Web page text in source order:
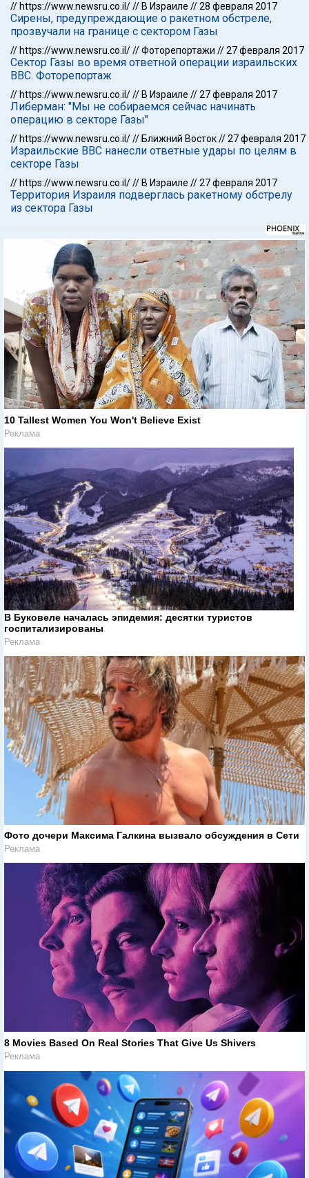
// https://www.newsru.co.il/// В Израиле //28 февраля 2017
Сирены, предупреждающие о ракетном обстреле,
прозвучали на границе с сектором Газы
// https://www.newsru.co.il///Фоторепортажи //27 февраля 2017
Сектор Газы во время ответной операции израильских
ВВС. Фоторепортаж
// https://www.newsru.co.il/// В Израиле //27 февраля 2017
Либерман: "Мы не собираемся сейчас начинать
операцию в секторе Газы"
// https://www.newsru.co.il/// Ближний Восток//27 февраля 2017
Израильские ВВС нанесли ответные удары по целям в
секторе Газы
// https://www.newsru.co.il/// В Израиле //27 февраля 2017
Территория Израиля подверглась ракетному обстрелу
из сектора Газы
10 Tallest Women You Won't Believe Exist
Реклама
В Буковеле началась эпидемия: десятки туристов
госпитализированы
Реклама
Фото дочери Максима Галкина вызвало обсуждения в Сети
Реклама
8 Movies Based On Real Stories That Give Us Shivers
Реклама